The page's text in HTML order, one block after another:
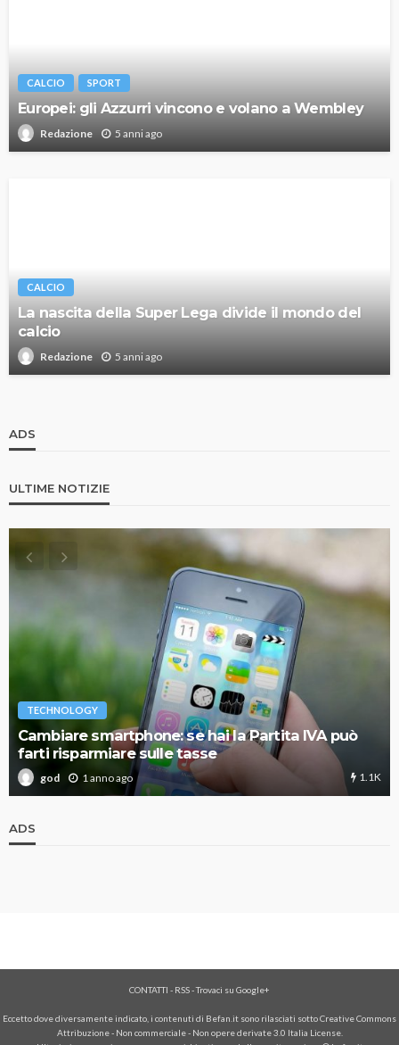
CALCIO SPORT
Europei: gli Azzurri vincono e volano a Wembley
Redazione 5 anni ago
CALCIO
La nascita della Super Lega divide il mondo del
calcio
Redazione 5 anni ago
ADS
ULTIME NOTIZIE
TECHNOLOGY
Cambiare smartphone: se hai la Partita IVA può
farti risparmiare sulle tasse
god 1 anno ago 1.1K
ADS
CONTATTI - RSS-Trovaci su Google+
Eccetto dove diversamente indicato, i contenuti di Befan.it sono rilasciati sotto Creative Commons
Attribuzione - Non commerciale - Non opere derivate 3.0 Italia License.